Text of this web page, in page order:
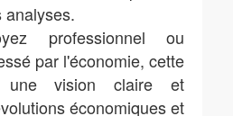
professionnel ou
par l'économie, cette
une vision claire et
économiques et